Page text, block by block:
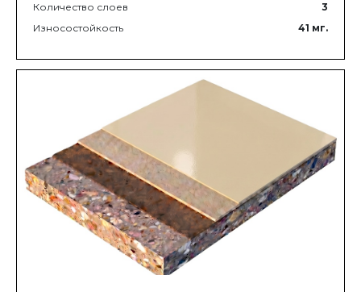
Количество слоев
3
Износостойкость
41 мг.